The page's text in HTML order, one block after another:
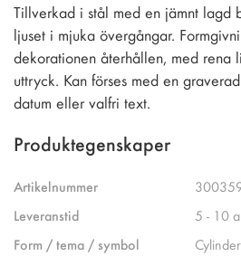
Tillverkad i stål med en jämnt lagd
ljuset i mjuka övergångar.
dekorationen återhållen, med rena
uttryck. Kan förses med en
datum eller valfri text.
Produktegenskaper
Artikelnummer
Leveranstid
5 - 10
Form / tema / symbol
Cylinder